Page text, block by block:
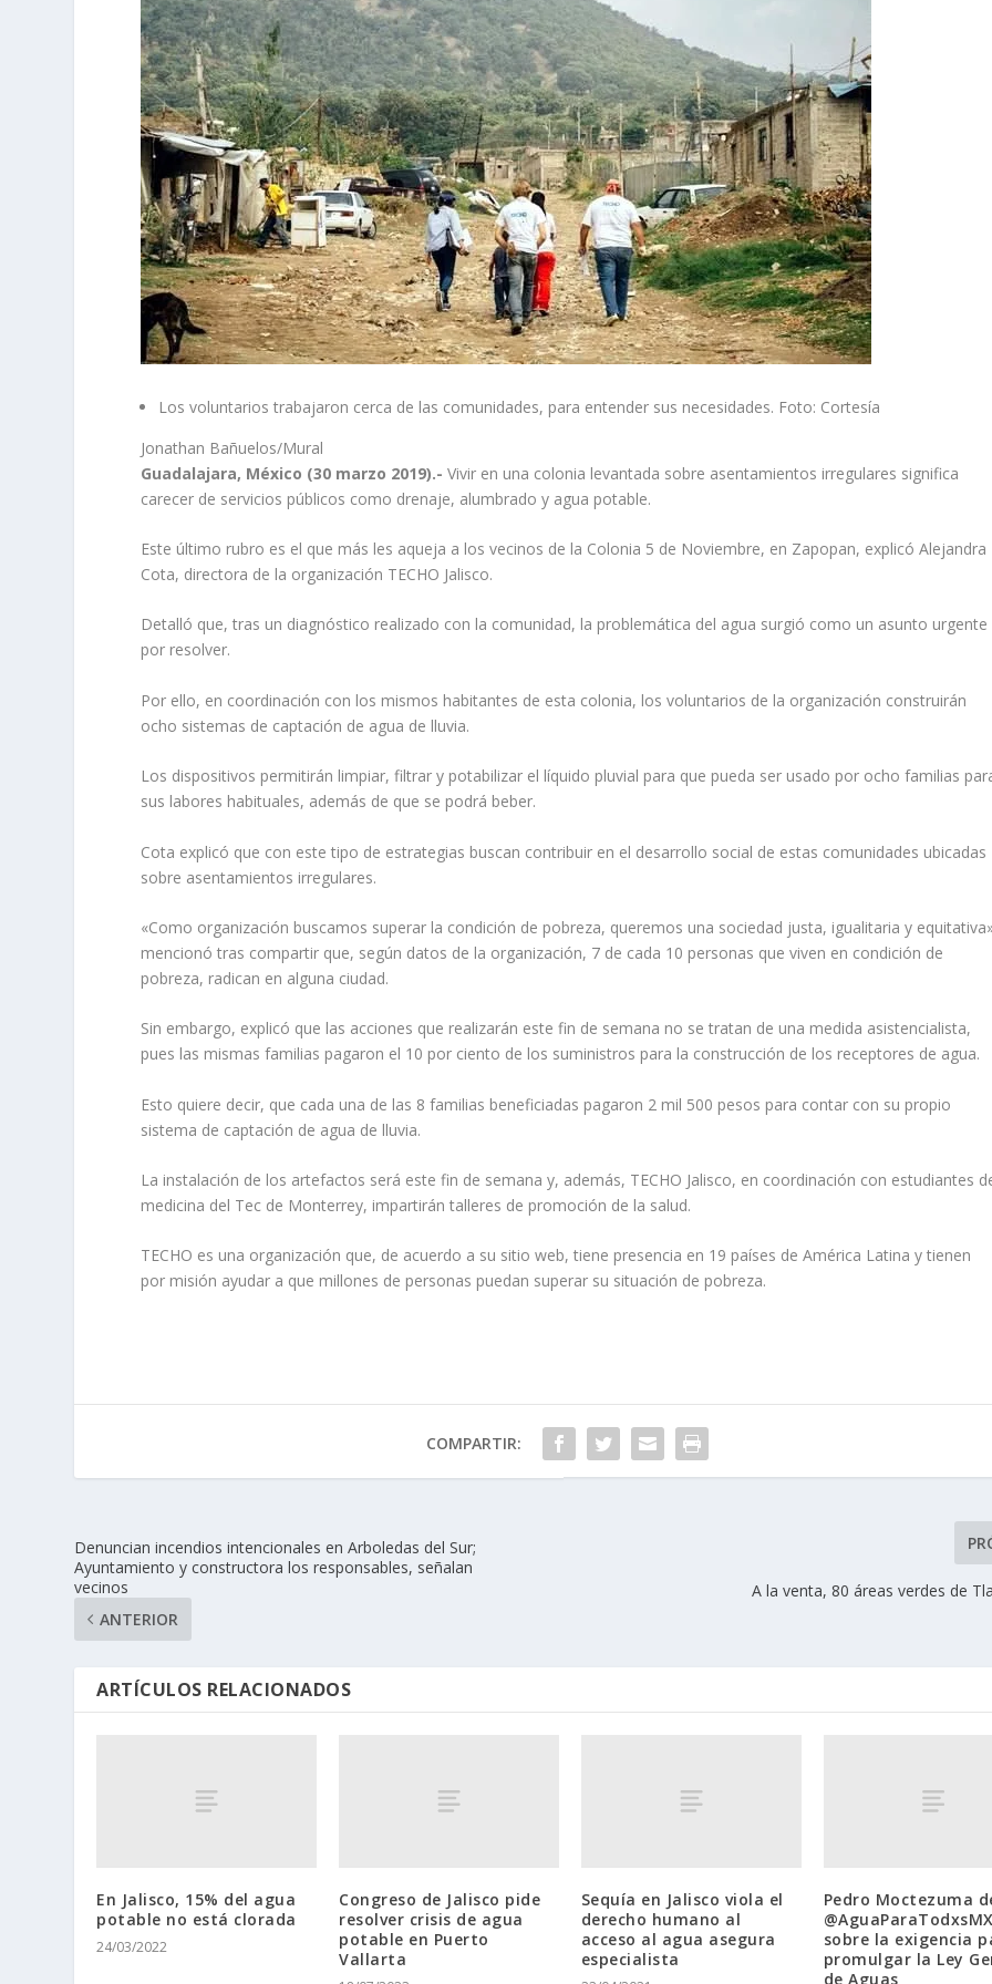
Los voluntarios trabajaron cerca de las comunidades, para entender sus necesidades. Foto: Cortesía
Jonathan Bañuelos/Mural
Guadalajara, México (30 marzo 2019).-Vivir en una colonia levantada sobre asentamientos irregulares significa
carecer de servicios públicos como drenaje, alumbrado y agua potable.
Este último rubro es el que más les aqueja a los vecinos de la Colonia 5 de Noviembre, en Zapopan, explicó Alejandra
Cota, directora de la organización TECHO Jalisco.
Detalló que, tras un diagnóstico realizado con la comunidad, la problemática del agua surgió como un asunto urgente
por resolver.
Por ello, en coordinación con los mismos habitantes de esta colonia, los voluntarios de la organización construirán
ocho sistemas de captación de agua de lluvia.
Los dispositivos permitirán limpiar, filtrar y potabilizar el líquido pluvial para que pueda ser usado por ocho familias
sus labores habituales, además de que se podrá beber.
Cota explicó que con este tipo de estrategias buscan contribuir en el desarrollo social de estas comunidades ubicadas
sobre asentamientos irregulares.
«Como organización buscamos superar la condición de pobreza, queremos una sociedad justa, igualitaria y
mencionó tras compartir que, según datos de la organización, 7 de cada 10 personas que viven en condición de
pobreza, radican en alguna ciudad.
Sin embargo, explicó que las acciones que realizarán este fin de semana no se tratan de una medida asistencialista,
pues las mismas familias pagaron el 10 por ciento de los suministros para la construcción de los receptores de agua.
Esto quiere decir, que cada una de las 8 familias beneficiadas pagaron 2 mil 500 pesos para contar con su propio
sistema de captación de agua de lluvia.
La instalación de los artefactos será este fin de semana y, además, TECHO Jalisco, en coordinación con estudiantes
medicina del Tec de Monterrey, impartirán talleres de promoción de la salud.
TECHO es una organización que, de acuerdo a su sitio web, tiene presencia en 19 países de América Latina y tienen
por misión ayudar a que millones de personas puedan superar su situación de pobreza.
COMPARTIR:
Denuncian incendios intencionales en Arboledas del Sur;
Ayuntamiento y constructora los responsables, señalan
vecinos
ANTERIOR
A la venta, 80 áreas verdes de
ARTÍCULOS RELACIONADOS
En Jalisco, 15% del agua
potable no está clorada
24/03/2022
Congreso de Jalisco pide
resolver crisis de agua
potable en Puerto
Vallarta
Sequía en Jalisco viola el
derecho humano al
acceso al agua asegura
especialista
Pedro Moctezuma
sobre la exigencia
promulgar la Ley
de Aguas